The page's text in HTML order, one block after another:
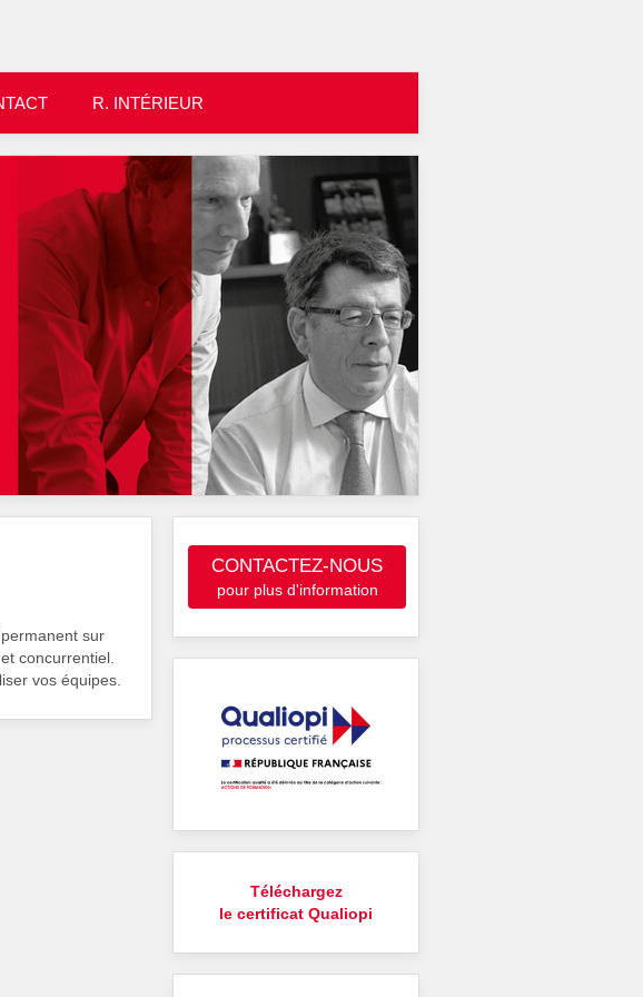
R. INTÉRIEUR
sur
concurrentiel.
vos équipes.
CONTACTEZ-NOUS
pour plus d'information
Téléchargez
le certificat Qualiopi